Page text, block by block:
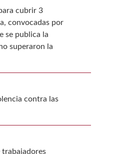
cubrir 3
convocadas por
se publica la
superaron la
contra las
trabajadores